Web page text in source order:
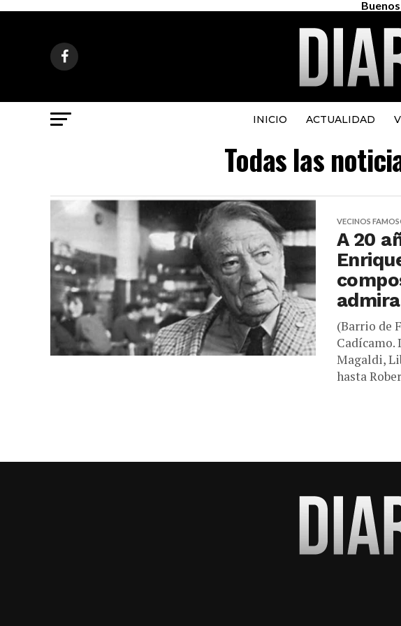
INICIO ACTUALIDAD
Todas las
VECINOS
A 20
(Barrio de
Cadícamo.
Magaldi,
hasta